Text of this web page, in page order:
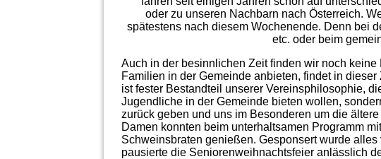
oder zu unseren Nachbarn nach Österreich.
spätestens nach diesem Wochenende. Denn bei
etc. oder beim
Auch in der besinnlichen Zeit finden wir noch
Familien in der Gemeinde anbieten, findet in
ist fester Bestandteil unserer Vereinsphilosophie,
Jugendliche in der Gemeinde bieten wollen,
zurück geben und uns im Besonderen um die
Damen konnten beim unterhaltsamen Programm
Schweinsbraten genießen. Gesponsert wurde
pausierte die Seniorenweihnachtsfeier anlässlich